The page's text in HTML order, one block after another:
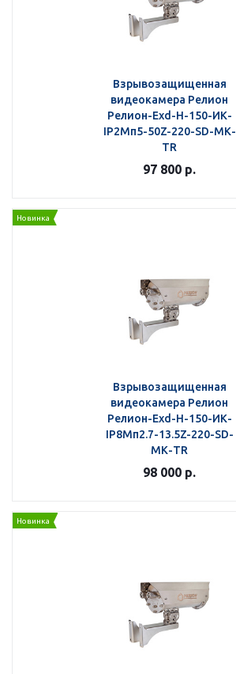
Взрывозащищенная
видеокамера Релион
Релион-Exd-Н-150-ИК-
IP2Мп5-50Z-220-SD-МК-
TR
97 800 р.
Новинка
Взрывозащищенная
видеокамера Релион
Релион-Exd-Н-150-ИК-
IP8Мп2.7-13.5Z-220-SD-
МК-TR
98 000 р.
Новинка